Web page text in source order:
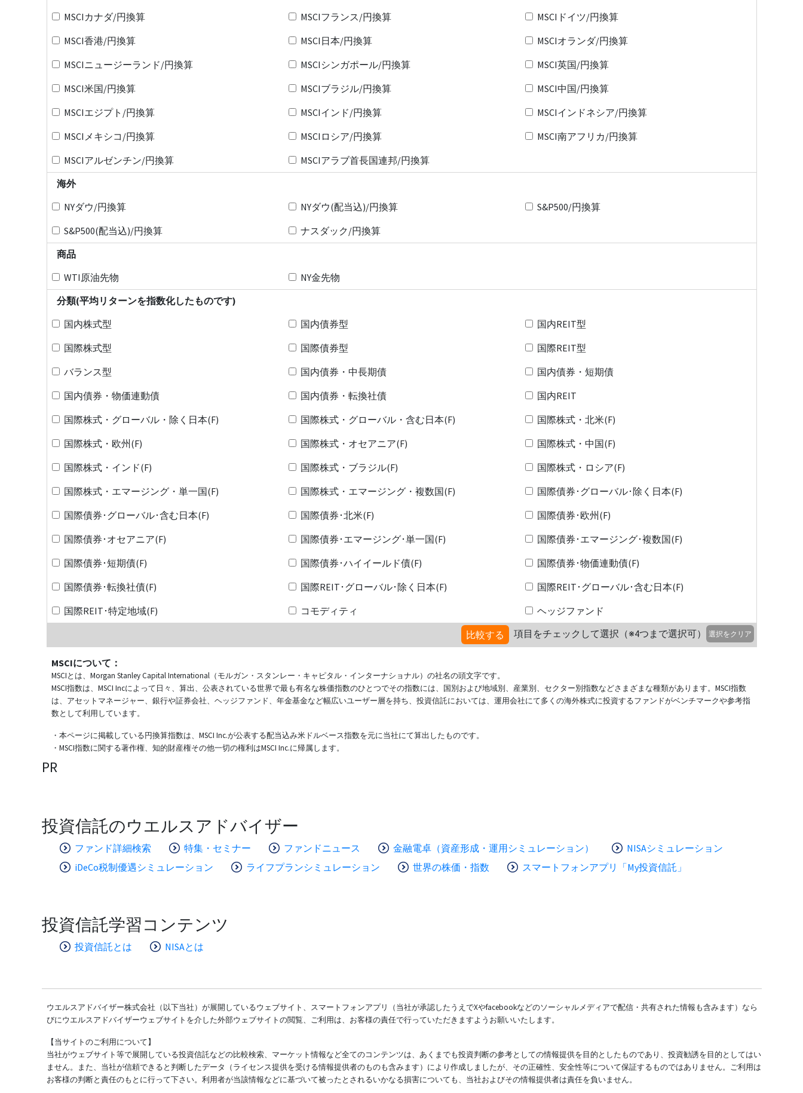
MSCIカナダ/円換算
MSCIフランス/円換算
MSCIドイツ/円換算
MSCI香港/円換算
MSCI日本/円換算
MSCIオランダ/円換算
MSCIニュージーランド/円換算
MSCIシンガポール/円換算
MSCI英国/円換算
MSCI米国/円換算
MSCIブラジル/円換算
MSCI中国/円換算
MSCIエジプト/円換算
MSCIインド/円換算
MSCIインドネシア/円換算
MSCIメキシコ/円換算
MSCIロシア/円換算
MSCI南アフリカ/円換算
MSCIアルゼンチン/円換算
MSCIアラブ首長国連邦/円換算
海外
NYダウ/円換算
NYダウ(配当込)/円換算
S&P500/円換算
S&P500(配当込)/円換算
ナスダック/円換算
商品
WTI原油先物
NY金先物
分類(平均リターンを指数化したものです)
国内株式型
国内債券型
国内REIT型
国際株式型
国際債券型
国際REIT型
バランス型
国内債券・中長期債
国内債券・短期債
国内債券・物価連動債
国内債券・転換社債
国内REIT
国際株式・グローバル・除く日本(F)
国際株式・グローバル・含む日本(F)
国際株式・北米(F)
国際株式・欧州(F)
国際株式・オセアニア(F)
国際株式・中国(F)
国際株式・インド(F)
国際株式・ブラジル(F)
国際株式・ロシア(F)
国際株式・エマージング・単一国(F)
国際株式・エマージング・複数国(F)
国際債券･グローバル･除く日本(F)
国際債券･グローバル･含む日本(F)
国際債券･北米(F)
国際債券･欧州(F)
国際債券･オセアニア(F)
国際債券･エマージング･単一国(F)
国際債券･エマージング･複数国(F)
国際債券･短期債(F)
国際債券･ハイイールド債(F)
国際債券･物価連動債(F)
国際債券･転換社債(F)
国際REIT･グローバル･除く日本(F)
国際REIT･グローバル･含む日本(F)
国際REIT･特定地域(F)
コモディティ
ヘッジファンド
比較する
項目をチェックして選択（※4つまで選択可） 選択をクリア
MSCIについて：
MSCIとは、Morgan Stanley Capital International（モルガン・スタンレー・キャピタル・インターナショナル）の社名の頭文字です。
MSCI指数は、MSCI Incによって日々、算出、公表されている世界で最も有名な株価指数のひとつでその指数には、国別および地域別、産業別、セクター別指数などさまざまな種類があります。MSCI指数
は、アセットマネージャー、銀行や証券会社、ヘッジファンド、年金基金など幅広いユーザー層を持ち、投資信託においては、運用会社にて多くの海外株式に投資するファンドがベンチマークや参考指
数として利用しています。
・本ページに掲載している円換算指数は、MSCI Inc.が公表する配当込み米ドルベース指数を元に当社にて算出したものです。
・MSCI指数に関する著作権、知的財産権その他一切の権利はMSCI Inc.に帰属します。
PR
投資信託のウエルスアドバイザー
ファンド詳細検索 特集・セミナー ファンドニュース 金融電卓（資産形成・運用シミュレーション）
NISAシミュレーション
iDeCo税制優遇シミュレーション
ライフプランシミュレーション 世界の株価・指数 スマートフォンアプリ「My投資信託」
投資信託学習コンテンツ
投資信託とは NISAとは
ウエルスアドバイザー株式会社（以下当社）が展開しているウェブサイト、スマートフォンアプリ（当社が承認したうえでXやfacebookなどのソーシャルメディアで配信・共有された情報も含みます）なら
びにウエルスアドバイザーウェブサイトを介した外部ウェブサイトの閲覧、ご利用は、お客様の責任で行っていただきますようお願いいたします。
【当サイトのご利用について】
当社がウェブサイト等で展開している投資信託などの比較検索、マーケット情報など全てのコンテンツは、あくまでも投資判断の参考としての情報提供を目的としたものであり、投資勧誘を目的としてはい
ません。また、当社が信頼できると判断したデータ（ライセンス提供を受ける情報提供者のものも含みます）により作成しましたが、その正確性、安全性等について保証するものではありません。ご利用は
お客様の判断と責任のもとに行って下さい。利用者が当該情報などに基づいて被ったとされるいかなる損害についても、当社およびその情報提供者は責任を負いません。